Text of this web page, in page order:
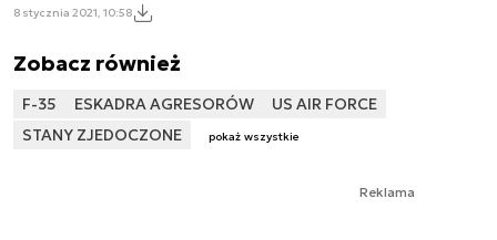
8 stycznia 2021, 10:58
Zobacz również
F-35 ESKADRA AGRESORÓW
US AIR FORCE
STANY ZJEDOCZONE
pokaż wszystkie
Reklama